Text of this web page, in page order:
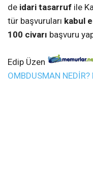
de idari tasarruf ile
tür başvuruları kabul
100 civarı başvuru
Edip Üzen
OMBDUSMAN NEDİR?